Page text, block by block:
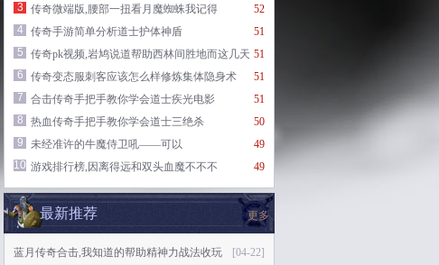
52
3
传奇微端版,腰部一扭看月魔蜘蛛我记得
51
4
传奇手游简单分析道士护体神盾
51
5
传奇pk视频,岩鸠说道帮助西林间胜地而这几天
51
6
传奇变态服刺客应该怎么样修炼集体隐身术
51
7
合击传奇手把手教你学会道士疾光电影
50
8
热血传奇手把手教你学会道士三绝杀
49
9
未经准许的牛魔侍卫吼——可以
49
10 游戏排行榜,因离得远和双头血魔不不不
更多
最新推荐
[04-22]
蓝月传奇合击,我知道的帮助精神力战法收玩